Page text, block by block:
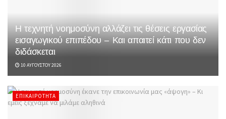
Η τεχνητή νοημοσύνη αλλάζει τις θέσεις εργασίας
εισαγωγικού επιπέδου – Και απαιτεί κάτι που δεν
διδάσκεται
10 ΑΥΓΟΎΣΤΟΥ 2026
ΕΠΙΚΑΙΡΌΤΗΤΑ